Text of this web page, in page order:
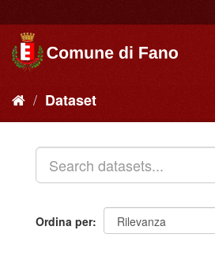
Dataset
Ordina per